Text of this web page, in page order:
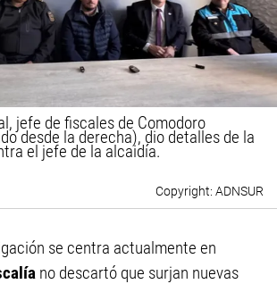
jefe de fiscales de Comodoro
desde la derecha), dio detalles de la
el jefe de la alcaidía.
ADNSUR
se centra actualmente en
no descartó que surjan nuevas